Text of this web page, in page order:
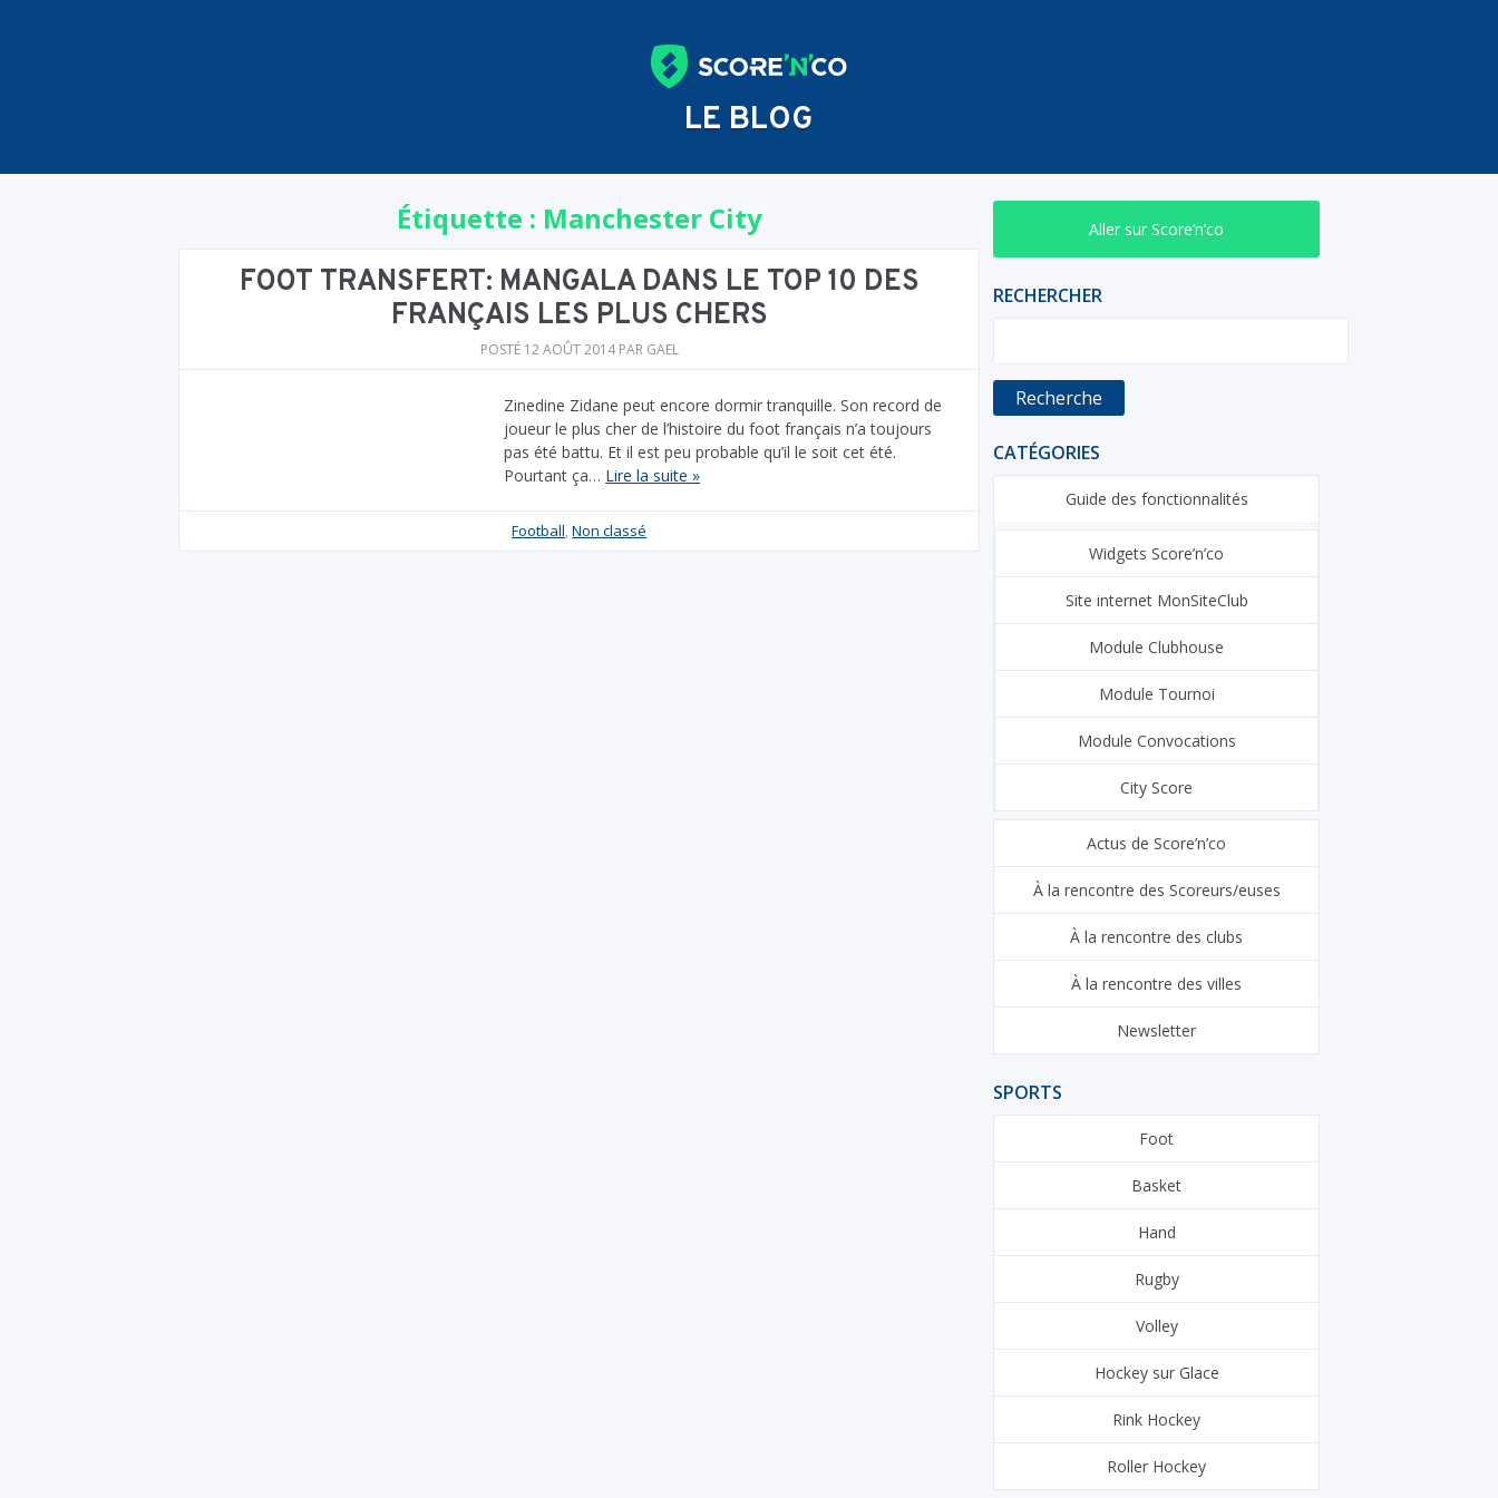
LE BLOG
Étiquette : Manchester City
FOOT TRANSFERT: MANGALA DANS LE TOP 10 DES
FRANÇAIS LES PLUS CHERS
POSTÉ 12 AOÛT 2014 PAR GAEL
Zinedine Zidane peut encore dormir tranquille. Son record de
joueur le plus cher de l’histoire du foot français n’a toujours
pas été battu. Et il est peu probable qu’il le soit cet été.
Pourtant ça… Lire la suite »
Football ,Non classé
Aller sur Score’n’co
RECHERCHER
Recherche
CATÉGORIES
Guide des fonctionnalités
Widgets Score’n’co
Site internet MonSiteClub
Module Clubhouse
Module Tournoi
Module Convocations
City Score
Actus de Score’n’co
À la rencontre des Scoreurs/euses
À la rencontre des clubs
À la rencontre des villes
Newsletter
SPORTS
Foot
Basket
Hand
Rugby
Volley
Hockey sur Glace
Rink Hockey
Roller Hockey